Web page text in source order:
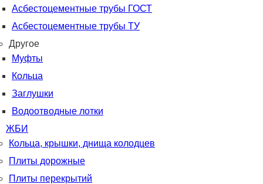
Асбестоцементные трубы ГОСТ
Асбестоцементные трубы ТУ
Другое
Муфты
Кольца
Заглушки
Водоотводные лотки
ЖБИ
Кольца, крышки, днища колодцев
Плиты дорожные
Плиты перекрытий